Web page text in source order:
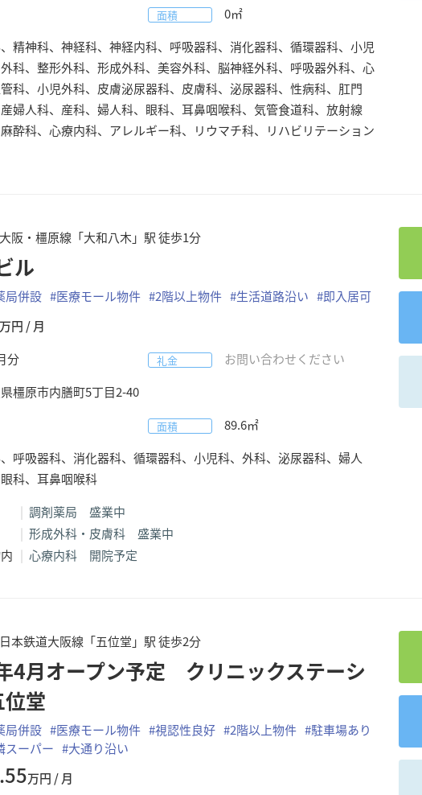
面積 0㎡
精神科、神経科、神経内科、呼吸器科、消化器科、循環器科、小児
科、整形外科、形成外科、美容外科、脳神経外科、呼吸器外科、心
科、小児外科、皮膚泌尿器科、皮膚科、泌尿器科、性病科、肛門
婦人科、産科、婦人科、眼科、耳鼻咽喉科、気管食道科、放射線
酔科、心療内科、アレルギー科、リウマチ科、リハビリテーション
阪・橿原線「大和八木」駅 徒歩1分
ル
局併設 #医療モール物件 #2階以上物件 #生活道路沿い #即入居可
万円 / 月
分 礼金 お問い合わせください
橿原市内膳町5丁目2-40
面積 89.6㎡
呼吸器科、消化器科、循環器科、小児科、外科、泌尿器科、婦人
科、耳鼻咽喉科
調剤薬局 盛業中
形成外科・皮膚科 盛業中
心療内科 開院予定
本鉄道大阪線「五位堂」駅 徒歩2分
4月オープン予定 クリニックステーシ
位堂
局併設 #医療モール物件 #視認性良好 #2階以上物件 #駐車場あり
スーパー #大通り沿い
万円 / 月